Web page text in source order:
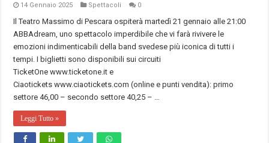
14 Gennaio 2025 Spettacoli 0
Il Teatro Massimo di Pescara ospiterà martedì 21 gennaio alle 21:00
ABBAdream, uno spettacolo imperdibile che vi farà rivivere le
emozioni indimenticabili della band svedese più iconica di tutti i
tempi. I biglietti sono disponibili sui circuiti
TicketOne www.ticketone.it e
Ciaotickets www.ciaotickets.com (online e punti vendita): primo
settore 46,00 – secondo settore 40,25 – …
Leggi Tutto »